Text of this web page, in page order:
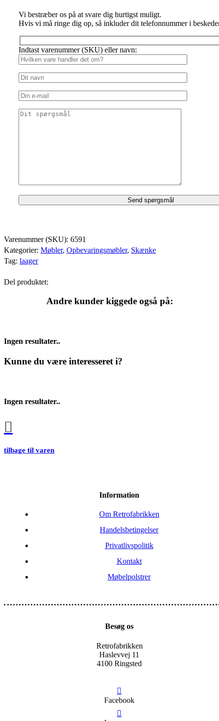
Vi bestræber os på at svare dig hurtigst muligt.
Hvis vi må ringe dig op, så inkluder dit telefonnummer i
Indtast varenummer (SKU) eller navn:
Varenummer (SKU): 6591
Kategorier: Møbler, Opbevaringsmøbler, Skænke
Tag: laager
Del produktet:
Andre kunder kiggede også på:
Ingen resultater..
Kunne du være interesseret i?
Ingen resultater..
tilbage til varen
Information
Om Retrofabrikken
Handelsbetingelser
Privatlivspolitik
Kontakt
Møbelpolstrer
Besøg os
Retrofabrikken
Haslevvej 11
4100 Ringsted
Facebook